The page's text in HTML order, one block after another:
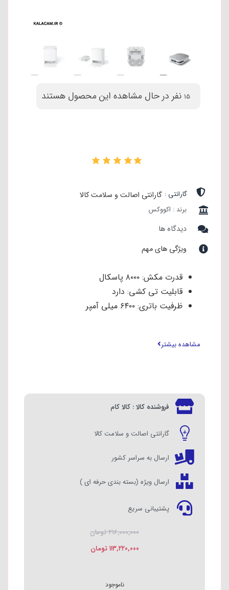
15 نفر در حال مشاهده این محصول هستند
گارانتی : گارانتی اصالت و سلامت کالا
برند : اکووکس
دیدگاه ها
ویژگی های مهم
قدرت مکش: ۸۰۰۰ پاسکال
قابلیت تی کشی: دارد
ظرفیت باتری: ۶۴۰۰ میلی آمپر
مشاهده بیشتر
فروشنده کالا : کالا کام
گارانتی اصالت و سلامت کالا
ارسال به سراسر کشور
ارسال ویژه (بسته بندی حرفه ای )
پشتیبانی سریع
۲۱۶,۰۰۰,۰۰۰تومان
۱۱۳,۲۲۰,۰۰۰ تومان
ناموجود